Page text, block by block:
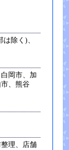
除く)、
岡市、加
、熊谷
理、店舗